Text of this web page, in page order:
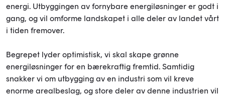
energi. Utbyggingen av fornybare energiløsninger er godt i
gang, og vil omforme landskapet i alle deler av landet vårt
i tiden fremover.
Begrepet lyder optimistisk, vi skal skape grønne
energiløsninger for en bærekraftig fremtid. Samtidig
snakker vi om utbygging av en industri som vil kreve
enorme arealbeslag, og store deler av denne industrien vil